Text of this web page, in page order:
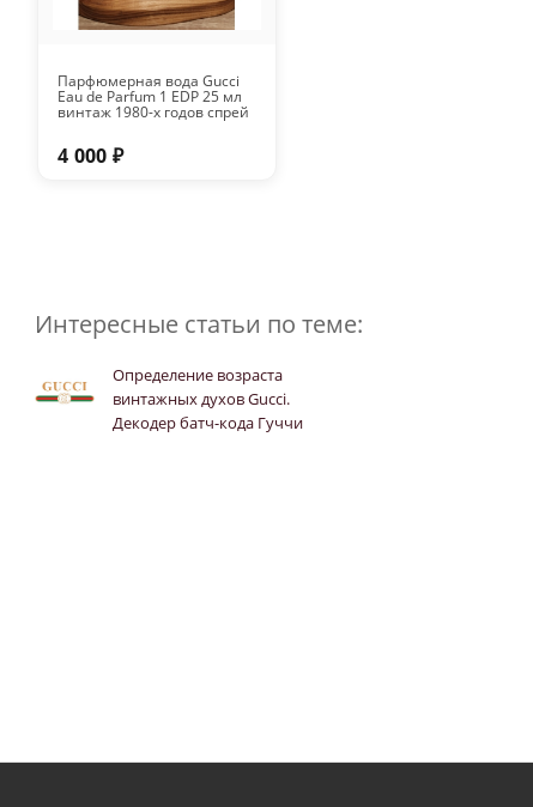
Парфюмерная вода Gucci
Eau de Parfum 1 EDP 25 мл
винтаж 1980-х годов спрей
4 000 ₽
Интересные статьи по теме:
Определение возраста
винтажных духов Gucci.
Декодер батч-кода Гуччи